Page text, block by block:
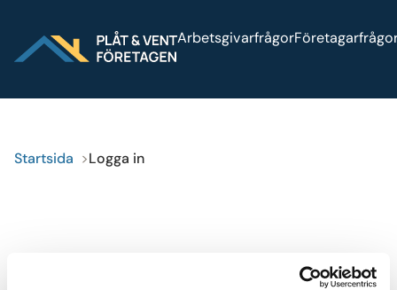
Press
Logga inBli medlemArbetsgivarfrågor
Startsida Logga in